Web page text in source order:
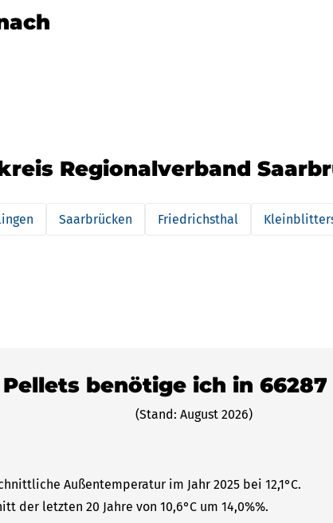
Regionalverband
Saarbrücken Friedrichsthal
benötige ich in 66287
(Stand: August 2026)
Außentemperatur im Jahr 2025 bei 12,1°C.
der letzten 20 Jahre von 10,6°C um 14,0%%.